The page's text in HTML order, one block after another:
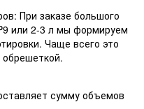
При заказе большого
или 2-3 л мы формируем
Чаще всего это
сумму объемов